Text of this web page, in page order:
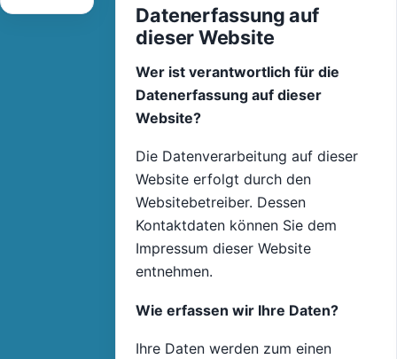
Datenerfassung auf
dieser Website
Wer ist verantwortlich für die
Datenerfassung auf dieser
Website?
Die Datenverarbeitung auf dieser
Website erfolgt durch den
Websitebetreiber. Dessen
Kontaktdaten können Sie dem
Impressum dieser Website
entnehmen.
Wie erfassen wir Ihre Daten?
Ihre Daten werden zum einen